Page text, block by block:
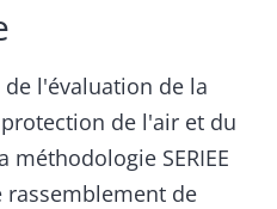
l'évaluation de la
de l'air et du
SERIEE
rassemblement de